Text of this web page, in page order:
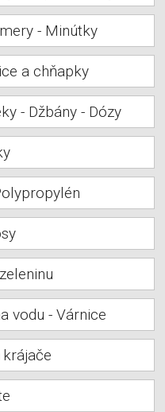
- Minútky
a chňapky
- Džbány - Dózy
vodu - Várnice